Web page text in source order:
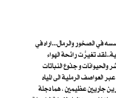
في الصخور والرمال...اراه في
تغيرَّت رائحة الهواء
و جذوع النباتات
العواصف الرملية الى المياه
جاريين عظيمين ، هما دجلة